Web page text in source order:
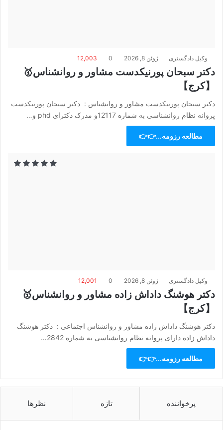
وکیل دادگستری ژوئن 8, 2026 0
12,003
دکتر سبحان پورنیکدست مشاور و روانشناس🥇
【کرج】
دکتر سبحان پورنیکدست مشاور و روانشناس : دکتر سبحان پورنیکدست
پروانه نظام روانشناسی به شماره 12117و مدرک دکترای phd و…
مطالعه رزومه...👉👉
وکیل دادگستری ژوئن 8, 2026 0
12,001
دکتر هوشنگ داداش زاده مشاور و روانشناس🥇
【کرج】
دکتر هوشنگ داداش زاده مشاور و روانشناس اجتماعی : دکتر هوشنگ
داداش زاده دارای پروانه نظام روانشناسی به شماره 2842…
مطالعه رزومه...👉👉
پرخواننده تازه نظرها